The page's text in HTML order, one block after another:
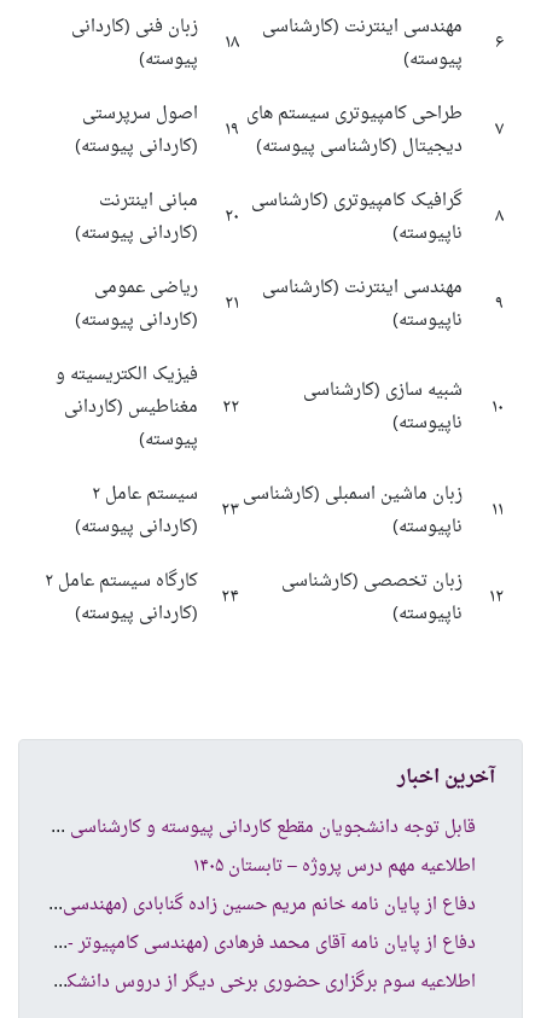
۶
مهندسی اینترنت (کارشناسی
پیوسته)
۱۸
زبان فنی (کاردانی
پیوسته)
۷
طراحی کامپیوتری سیستم های
دیجیتال (کارشناسی پیوسته)
۱۹
اصول سرپرستی
(کاردانی پیوسته)
۸
گرافیک کامپیوتری (کارشناسی
ناپیوسته)
۲۰
مبانی اینترنت
(کاردانی پیوسته)
۹
مهندسی اینترنت (کارشناسی
ناپیوسته)
۲۱
ریاضی عمومی
(کاردانی پیوسته)
۱۰
شبیه سازی (کارشناسی
ناپیوسته)
۲۲
فیزیک الکتریسیته و
مغناطیس (کاردانی
پیوسته)
۱۱
زبان ماشین اسمبلی (کارشناسی
ناپیوسته)
۲۳
سیستم عامل ۲
(کاردانی پیوسته)
۱۲
زبان تخصصی (کارشناسی
ناپیوسته)
۲۴
کارگاه سیستم عامل ۲
(کاردانی پیوسته)
آخرین اخبار
قاب
ل توجه دانشجویان مقطع کاردانی پیوسته و کارشناسی ناپیوسته
اطلاعیه مهم درس پروژه – تابستان ۱۴۰۵
دفا
ع از پایان نامه خانم مریم حسین زاده گنابادی (مهندسی کامپیوتر نرم افزار )
دفا
ع از پایان نامه آقای محمد فرهادی (مهندسی کامپیوتر -شبکه های کامپیوتری )
اطل
اعیه سوم برگزاری حضوری برخی دیگر از دروس دانشکده کامپیوتر و فناوری اطلاعات